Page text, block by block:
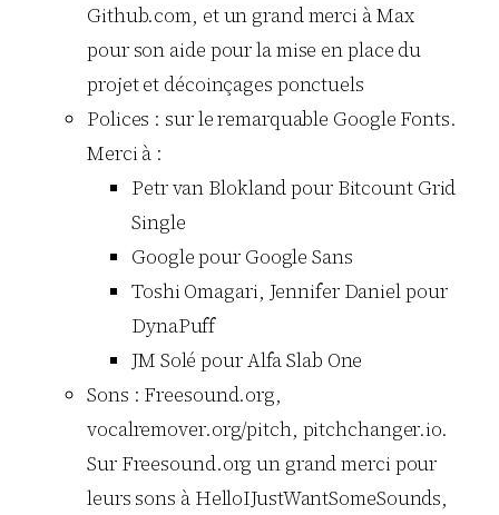
Github.com, et un grand merci à Max
pour son aide pour la mise en place du
projet et décoinçages ponctuels
Polices : sur le remarquable Google Fonts.
Merci à :
Petr van Blokland pour Bitcount Grid
Single
Google pour Google Sans
Toshi Omagari, Jennifer Daniel pour
DynaPuff
JM Solé pour Alfa Slab One
Sons : Freesound.org,
vocalremover.org/pitch, pitchchanger.io.
Sur Freesound.org un grand merci pour
leurs sons à HelloIJustWantSomeSounds,